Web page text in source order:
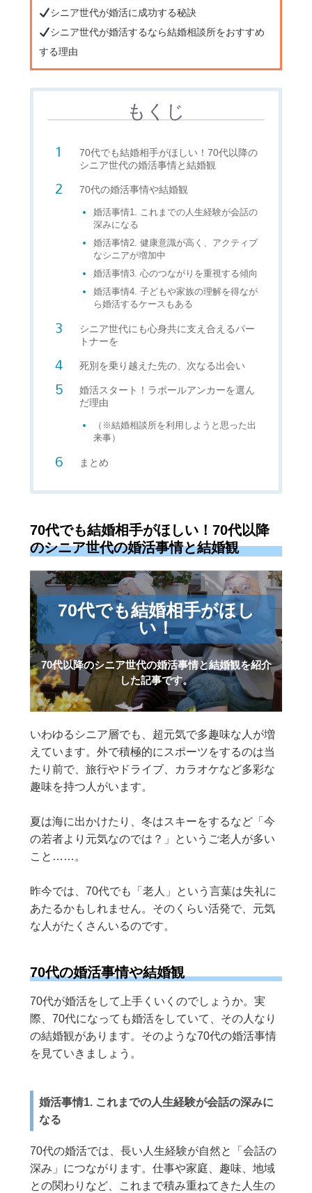
シニア世代が婚活に成功する秘訣
シニア世代が婚活するなら結婚相談所をおすすめ
する理由
もくじ
70代でも結婚相手がほしい！70代以降の
シニア世代の婚活事情と結婚観
70代の婚活事情や結婚観
婚活事情1. これまでの人生経験が会話の
深みになる
婚活事情2. 健康意識が高く、アクティブ
なシニアが増加中
婚活事情3. 心のつながりを重視する傾向
婚活事情4. 子どもや家族の理解を得なが
ら婚活するケースもある
シニア世代にも心身共に支え合えるパー
トナーを
死別を乗り越えた先の、次なる出会い
婚活スタート！ラポールアンカーを選ん
だ理由
（※結婚相談所を利用しようと思った出
来事）
まとめ
70代でも結婚相手がほしい！70代以降
のシニア世代の婚活事情と結婚観
70代でも結婚相手がほし
い！
70代以降のシニア世代の婚活事情と結婚観を紹介
した記事です。
いわゆるシニア層でも、超元気で多趣味な人が増
えています。外で積極的にスポーツをするのは当
たり前で、旅行やドライブ、カラオケなど多彩な
趣味を持つ人がいます。
夏は海に出かけたり、冬はスキーをするなど「今
の若者より元気なのでは？」というご老人が多い
こと……。
昨今では、70代でも「老人」という言葉は失礼に
あたるかもしれません。そのくらい活発で、元気
な人がたくさんいるのです。
70代の婚活事情や結婚観
70代が婚活をして上手くいくのでしょうか。実
際、70代になっても婚活をしていて、その人なり
の結婚観があります。そのような70代の婚活事情
を見ていきましょう。
婚活事情1. これまでの人生経験が会話の深みに
なる
70代の婚活では、長い人生経験が自然と「会話の
深み」につながります。仕事や家庭、趣味、地域
との関わりなど、これまで積み重ねてきた人生の